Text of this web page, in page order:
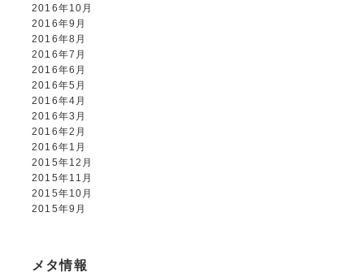
2016年10月
2016年9月
2016年8月
2016年7月
2016年6月
2016年5月
2016年4月
2016年3月
2016年2月
2016年1月
2015年12月
2015年11月
2015年10月
2015年9月
メタ情報